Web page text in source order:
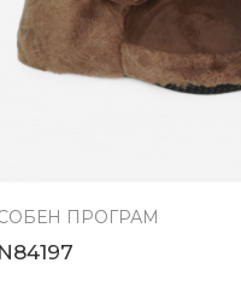
ПРОГРАМ
N84197